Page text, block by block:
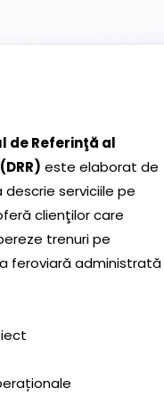
de Referinţă al
este elaborat de
descrie serviciile pe
clienţilor care
trenuri pe
feroviară administrată